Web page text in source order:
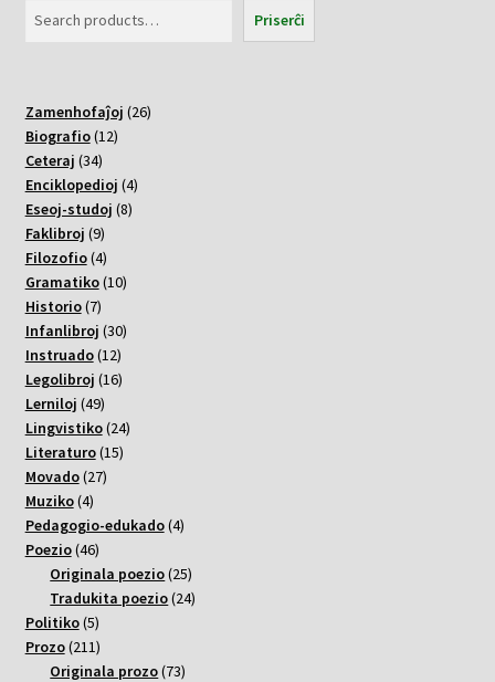
Priserĉi
Zamenhofaĵoj 2626
Biografio 1212
Ceteraj 3434
varoj
Enciklopedioj 44
Eseoj-studoj 88
Faklibroj 99
varoj
Filozofio 44
varoj
Gramatiko 1010
Historio 77
varoj
Infanlibroj 3030
Instruado 1212
varoj
Legolibroj 1616
Lerniloj 4949
varoj
Lingvistiko 2424
Literaturo 1515
Movado 2727
Muziko 44
varoj
Pedagogio-edukado 44
Poezio 4646
varoj
Originala poezio 2525
varoj
Tradukita poezio 2424
Politiko 55
varoj
Prozo 211211
varoj
Originala prozo 7373